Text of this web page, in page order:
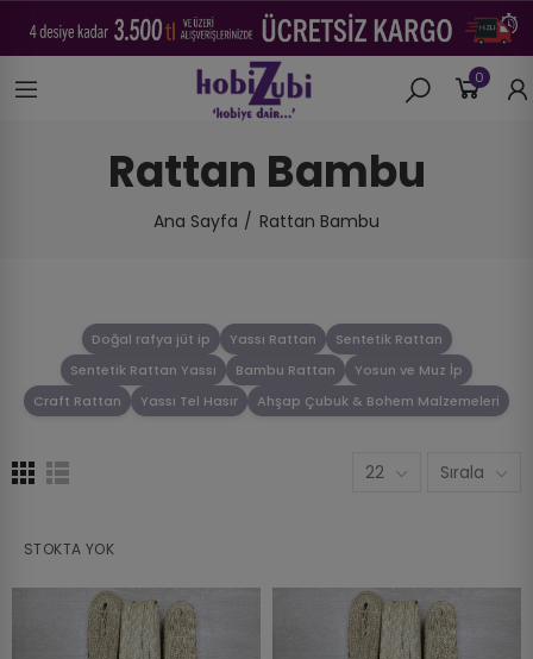
0
Rattan Bambu
Ana Sayfa Rattan Bambu
Doğal rafya jüt ip Yassı Rattan
Sentetik Rattan
Sentetik Rattan Yassı
Bambu Rattan
Yosun ve Muz İp
Craft Rattan
Yassı Tel Hasır Ahşap Çubuk & Bohem Malzemeleri
22 Sırala
STOKTA YOK